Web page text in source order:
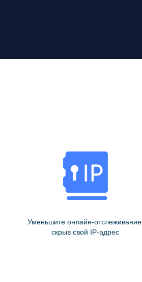
Уменьшите онлайн-отслеживание,
скрыв свой IP-адрес